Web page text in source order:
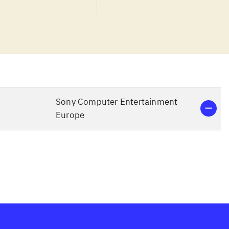
og
standard
Sony Computer Entertainment
Europe